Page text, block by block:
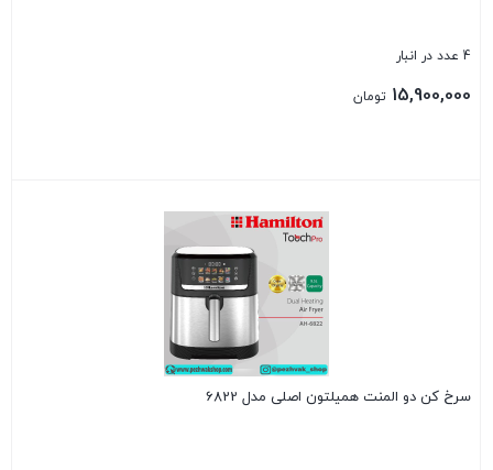
4 عدد در انبار
15,900,000 تومان
سرخ کن دو المنت همیلتون اصلی مدل 6822